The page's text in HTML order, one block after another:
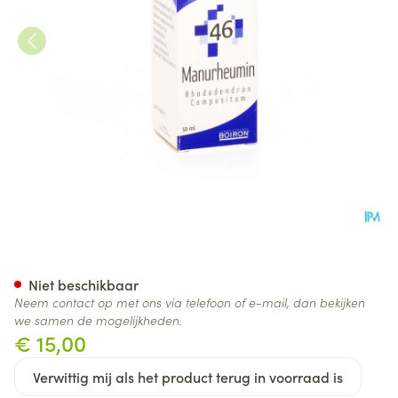
€ 15,00
Verwittig mij als het product terug in voorraad is
Niet beschikbaar
Neem contact op met ons via telefoon of e-mail, dan bekijken
we samen de mogelijkheden.